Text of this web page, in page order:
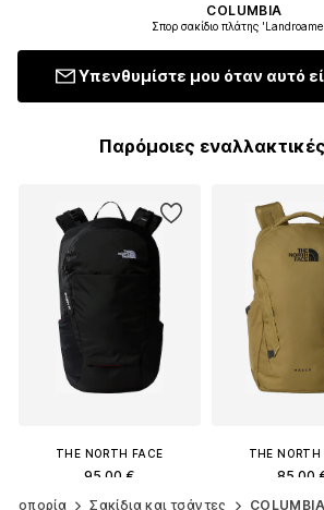
COLUMBIA
Σπορ σακίδιο πλάτης
Υπενθυμίστε μου όταν αυτό
Παρόμοιες
THE NORTH FACE
95,00 €
THE NORTH
85,00
Σακίδια και τσάντες